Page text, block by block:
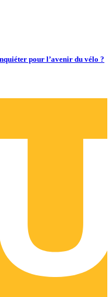
pour l’avenir du vélo ?